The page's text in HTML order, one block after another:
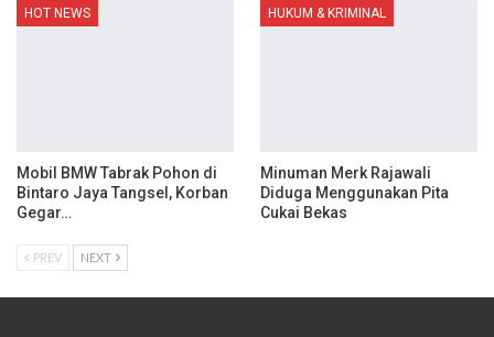
HOT NEWS
Mobil BMW Tabrak Pohon di
Bintaro Jaya Tangsel, Korban
Gegar…
HUKUM & KRIMINAL
Minuman Merk Rajawali
Diduga Menggunakan Pita
Cukai Bekas
PREV NEXT